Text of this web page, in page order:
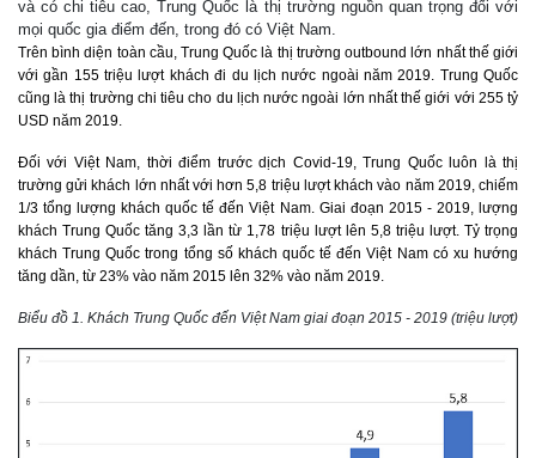
và có chi tiêu cao, Trung Quốc là thị trường nguồn quan trọng đối với
mọi quốc gia điểm đến, trong đó có Việt Nam.
Trên bình diện toàn cầu, Trung Quốc là thị trường outbound lớn nhất thế giới
với gần 155 triệu lượt khách đi du lịch nước ngoài năm 2019. Trung Quốc
cũng là thị trường chi tiêu cho du lịch nước ngoài lớn nhất thế giới với 255 tỷ
USD năm 2019.
Đối với Việt Nam, thời điểm trước dịch Covid-19, Trung Quốc luôn là thị
trường gửi khách lớn nhất với hơn 5,8 triệu lượt khách vào năm 2019, chiếm
1/3 tổng lượng khách quốc tế đến Việt Nam. Giai đoạn 2015 - 2019, lượng
khách Trung Quốc tăng 3,3 lần từ 1,78 triệu lượt lên 5,8 triệu lượt. Tỷ trọng
khách Trung Quốc trong tổng số khách quốc tế đến Việt Nam có xu hướng
tăng dần, từ 23% vào năm 2015 lên 32% vào năm 2019.
Biểu đồ 1. Khách Trung Quốc đến Việt Nam giai đoạn 2015 ‐ 2019 (triệu lượt)